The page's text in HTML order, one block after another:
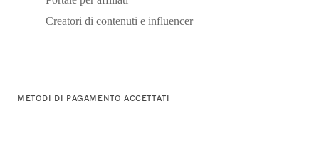
Creatori di contenuti e influencer
METODI DI PAGAMENTO ACCETTATI